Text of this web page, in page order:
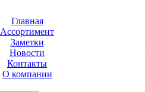
Главная
Ассортимент
Заметки
Новости
Контакты
О компании